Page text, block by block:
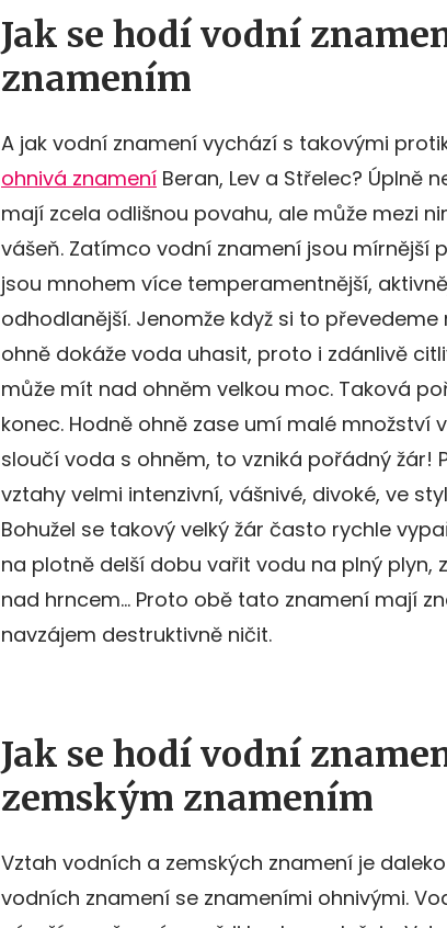
Jak se hodí vodní
znamením
A jak vodní znamení vychází s takovými
ohnivá znamení Beran, Lev a Střelec? Úplně
mají zcela odlišnou povahu, ale může mezi
vášeň. Zatímco vodní znamení jsou mírnější
jsou mnohem více temperamentnější,
odhodlanější. Jenomže když si to
ohně dokáže voda uhasit, proto i zdánlivě
může mít nad ohněm velkou moc. Taková
konec. Hodně ohně zase umí malé množství
sloučí voda s ohněm, to vzniká pořádný žár!
vztahy velmi intenzivní, vášnivé, divoké, ve
Bohužel se takový velký žár často rychle
na plotně delší dobu vařit vodu na plný plyn,
nad hrncem… Proto obě tato znamení mají
navzájem destruktivně ničit.
Jak se hodí vodní
zemským znamením
Vztah vodních a zemských znamení je
vodních znamení se znameními ohnivými.